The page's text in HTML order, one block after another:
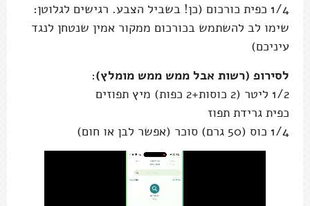
1/4 כפית כורכום (כן! בשביל הצבע. רגישים לגלוטן:
שימו לב להשתמש בכורכום ממקור אמין שנטחן לנגד
עיניכם)
לסירופ (רשות אבל ממש ממש מומלץ):
1/2 ליטר (2 כוסות+2 כפות) מיץ תפוזים
כפית גרידת תפוז
1/4 כוס (50 גרם) סוכר (אפשר לבן או חום)